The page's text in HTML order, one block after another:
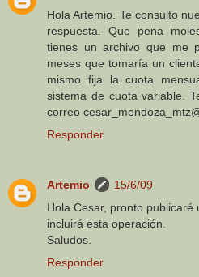
Hola Artemio. Te consulto
respuesta. Que pena
tienes un archivo que me
meses que tomaría un
mismo fija la cuota
sistema de cuota variable.
correo
Responder
Artemio
15/6/09
Hola Cesar, pronto
incluirá esta operación.
Saludos.
Responder